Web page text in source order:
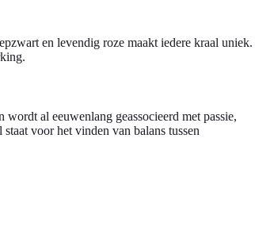
en levendig roze maakt iedere kraal uniek.
al eeuwenlang geassocieerd met passie,
voor het vinden van balans tussen